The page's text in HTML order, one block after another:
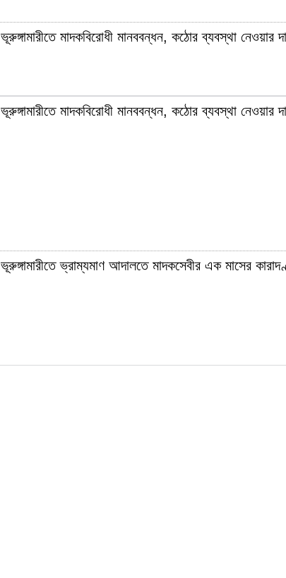
ভূরুঙ্গামারীতে মাদকবিরোধী মানববন্ধন, কঠোর ব্যবস্থা নেওয়ার
ভূরুঙ্গামারীতে মাদকবিরোধী মানববন্ধন, কঠোর ব্যবস্থা নেওয়ার
ভূরুঙ্গামারীতে ভ্রাম্যমাণ আদালতে মাদকসেবীর এক মাসের